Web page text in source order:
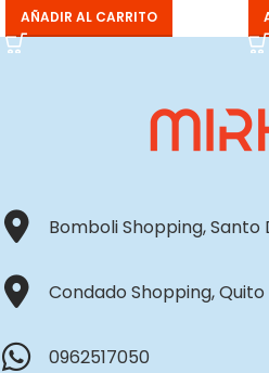
AÑADIR AL CARRITO
Bomboli Shopping, Santo
Condado Shopping, Quito
0962517050